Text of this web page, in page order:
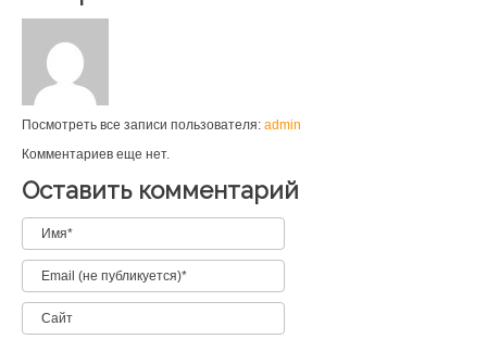
Посмотреть все записи пользователя: admin
Комментариев еще нет.
Оставить комментарий